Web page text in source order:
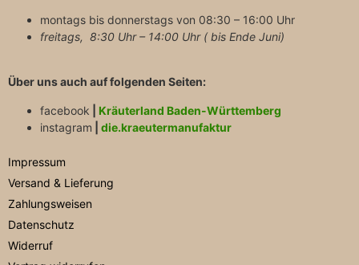
montags bis donnerstags von 08:30 – 16:00 Uhr
freitags, 8:30 Uhr – 14:00 Uhr ( bis Ende Juni)
Über uns auch auf folgenden Seiten:
facebook
Kräuterland Baden-Württemberg
instagram
die.kraeutermanufaktur
Impressum
Versand & Lieferung
Zahlungsweisen
Datenschutz
Widerruf